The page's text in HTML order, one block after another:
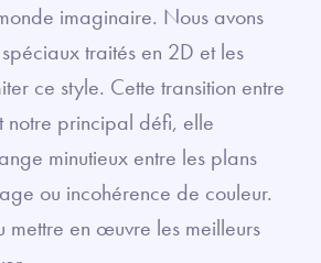
imaginaire. Nous avons
traités en 2D et les
ce style. Cette transition entre
notre principal défi, elle
minutieux entre les plans
ou incohérence de couleur.
mettre en œuvre les meilleurs